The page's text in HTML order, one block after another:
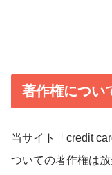
著作権につい
当サイト「credit
ついての著作権は